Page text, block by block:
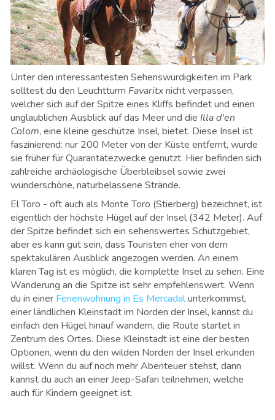
Unter den interessantesten Sehenswürdigkeiten im Park
solltest du den Leuchtturm Favaritxnicht verpassen,
welcher sich auf der Spitze eines Kliffs befindet und einen
unglaublichen Ausblick auf das Meer und die Illa d'en
Colom, eine kleine geschütze Insel, bietet. Diese Insel ist
faszinierend: nur 200 Meter von der Küste entfernt, wurde
sie früher für Quarantätezwecke genutzt. Hier befinden sich
zahlreiche archäologische Überbleibsel sowie zwei
wunderschöne, naturbelassene Strände.
El Toro - oft auch als Monte Toro (Stierberg) bezeichnet, ist
eigentlich der höchste Hügel auf der Insel (342 Meter). Auf
der Spitze befindet sich ein sehenswertes Schutzgebiet,
aber es kann gut sein, dass Touristen eher von dem
spektakulären Ausblick angezogen werden. An einem
klaren Tag ist es möglich, die komplette Insel zu sehen. Eine
Wanderung an die Spitze ist sehr empfehlenswert. Wenn
du in einer Ferienwohnung in Es Mercadalunterkommst,
einer ländlichen Kleinstadt im Norden der Insel, kannst du
einfach den Hügel hinauf wandern, die Route startet in
Zentrum des Ortes. Diese Kleinstadt ist eine der besten
Optionen, wenn du den wilden Norden der Insel erkunden
willst. Wenn du auf noch mehr Abenteuer stehst, dann
kannst du auch an einer Jeep-Safari teilnehmen, welche
auch für Kindern geeignet ist.